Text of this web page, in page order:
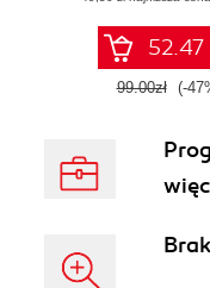
52.47
99.00zł (-